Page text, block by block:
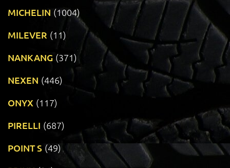
MICHELIN (1004)
MILEVER (11)
NANKANG (371)
NEXEN (446)
ONYX (117)
PIRELLI (687)
POINT S (49)